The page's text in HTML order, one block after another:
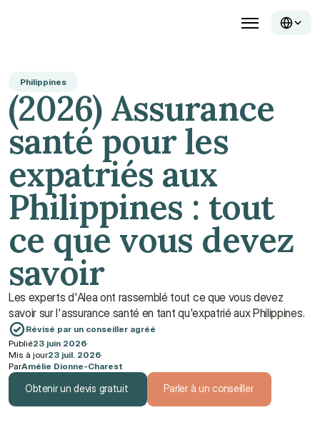
Philippines
(2026) Assurance
santé pour les
expatriés aux
Philippines : tout
ce que vous devez
savoir
Les experts d'Alea ont rassemblé tout ce que vous devez
savoir sur l'assurance santé en tant qu'expatrié aux Philippines.
Révisé par un conseiller agréé
Publié23 juin 2026·
Mis à jour23 juil. 2026·
ParAmélie Dionne-Charest
Obtenir un devis gratuit Parler à un conseiller